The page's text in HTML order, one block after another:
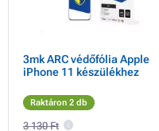
3mk ARC védőfólia Apple
iPhone 11 készülékhez
Raktáron 2 db
3 130 Ft